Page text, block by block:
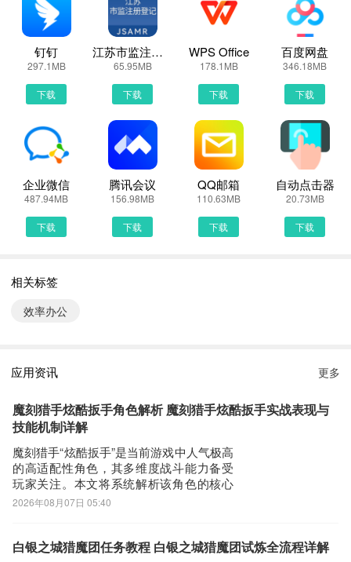
测量功能包括：测量不规则异形区域面积、连续测量线段总长、弧
长、半径、角度、坐标；辅助施工员、技术员在施工现场快速测得工
程数据、现场放线定位等。
支持设置测量比例，配合虚拟鼠标可实现更加智能、精准地捕捉测
量，可以一键测量不规则面积及长度。
一键提取图纸中的文字；
通过文字查找并可用小红旗标注定位，方便核对检验；
可使用水印相机拍照、云线、引线、编号、文字、录音等多种标注工
具进行记录，将现场情况与图纸位置一一对应。方便造价人员快速制
作工程量清单，协助施工员、资料员高效整理工程资料。
4. 云盘同步，协同办公
NEXT等全平台使用。
进施工现场与各部门之间的实时协作。
成熟团队提供及时可靠的技术服务，让您无后顾之忧。
CAD快速看图更新说明：
1.优化压缩包文件的打开
2.支持浏览图片内的照片
3.优化图纸的显示
CAD快速看图6.1.8 下载安装说明：
钉钉
297.1MB
下载
江苏市监注册登记
65.95MB
下载
WPS Office
178.1MB
下载
百度网盘
346.18MB
下载
企业微信
487.94MB
下载
腾讯会议
156.98MB
下载
QQ邮箱
110.63MB
下载
自动点击器
20.73MB
下载
相关标签
效率办公
应用资讯 更多
魔刻猎手炫酷扳手角色解析 魔刻猎手炫酷扳手实战表现与
技能机制详解
魔刻猎手“炫酷扳手”是当前游戏中人气极高
的高适配性角色，其多维度战斗能力备受
玩家关注。本文将系统解析该角色的核心
机制、技能逻辑与实战定位，帮助新老玩
支持实时切换近战/远程武器类型，使其能
2026年08月07日 05:40
白银之城猎魔团任务教程 白银之城猎魔团试炼全流程详解